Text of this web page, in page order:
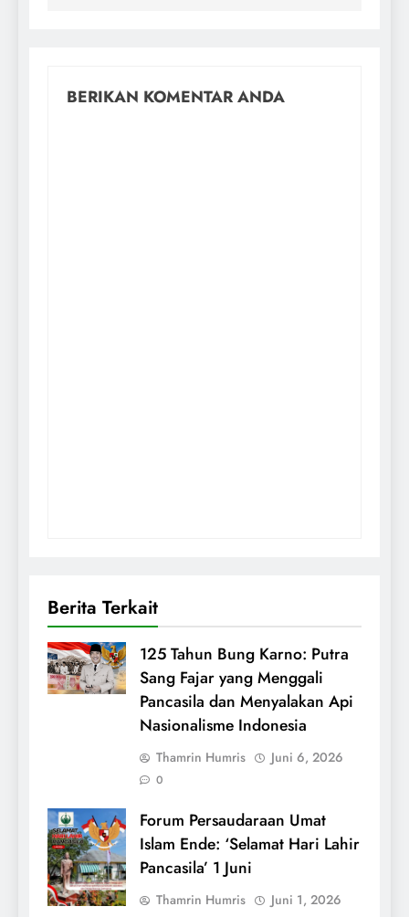
BERIKAN KOMENTAR ANDA
Berita Terkait
125 Tahun Bung Karno: Putra
Sang Fajar yang Menggali
Pancasila dan Menyalakan Api
Nasionalisme Indonesia
Thamrin Humris Juni 6, 2026
0
Forum Persaudaraan Umat
Islam Ende: ‘Selamat Hari Lahir
Pancasila’ 1 Juni
Thamrin Humris Juni 1, 2026